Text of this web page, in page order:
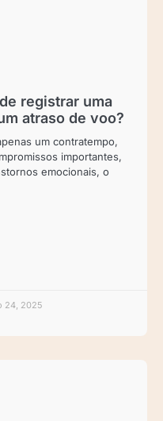
registrar uma
atraso de voo?
um contratempo,
importantes,
emocionais, o
24, 2025